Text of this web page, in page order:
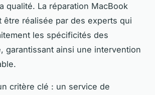
qualité. La réparation MacBook
être réalisée par des experts qui
les spécificités des
garantissant ainsi une intervention
critère clé : un service de